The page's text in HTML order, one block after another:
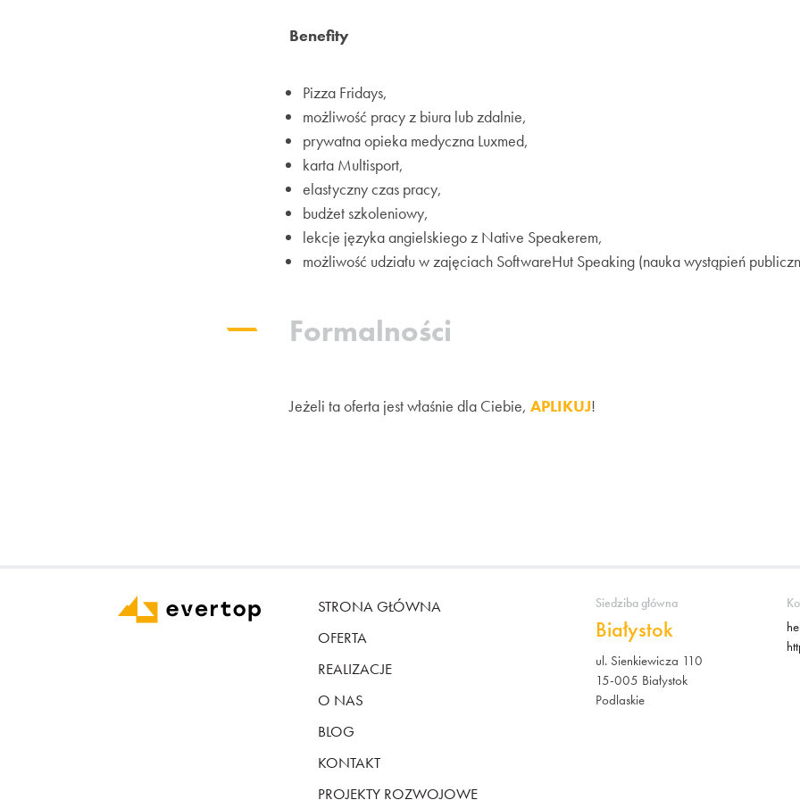
Benefity
Pizza Fridays,
możliwość pracy z biura lub zdalnie,
prywatna opieka medyczna Luxmed,
karta Multisport,
elastyczny czas pracy,
budżet szkoleniowy,
lekcje języka angielskiego z Native Speakerem,
możliwość udziału w zajęciach SoftwareHut Speaking (nauka wystąpień
Formalności
Jeżeli ta oferta jest właśnie dla Ciebie, APLIKUJ!
STRONA GŁÓWNA
OFERTA
REALIZACJE
O NAS
BLOG
KONTAKT
PROJEKTY ROZWOJOWE
Siedziba główna
Białystok
ul. Sienkiewicza 110
15-005 Białystok
Podlaskie